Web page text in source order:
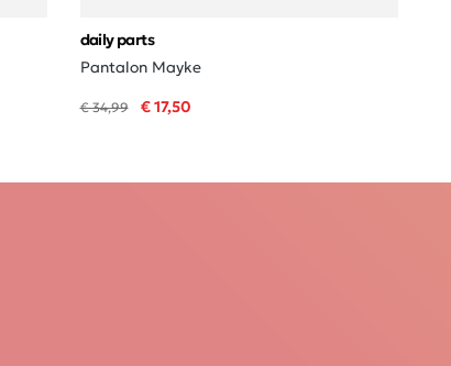
daily parts
Pantalon Mayke
€ 34,99 € 17,50